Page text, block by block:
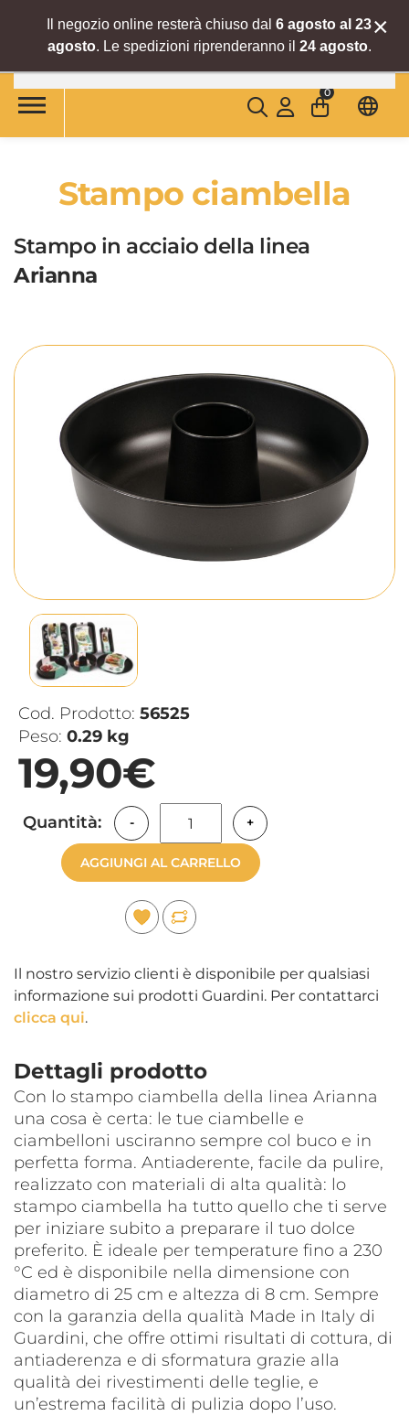
Skip to main content
0
Stampo ciambella
Stampo in acciaio della linea
Arianna
Cod. Prodotto: 56525
Peso: 0.29 kg
19,90€
Quantità: - +
AGGIUNGI AL CARRELLO
Il nostro servizio clienti è disponibile per qualsiasi
informazione sui prodotti Guardini. Per contattarci
clicca qui.
Dettagli prodotto
Con lo stampo ciambella della linea Arianna
una cosa è certa: le tue ciambelle e
ciambelloni usciranno sempre col buco e in
perfetta forma. Antiaderente, facile da pulire,
realizzato con materiali di alta qualità: lo
stampo ciambella ha tutto quello che ti serve
per iniziare subito a preparare il tuo dolce
preferito. È ideale per temperature fino a 230
°C ed è disponibile nella dimensione con
diametro di 25 cm e altezza di 8 cm. Sempre
con la garanzia della qualità Made in Italy di
Guardini, che offre ottimi risultati di cottura, di
antiaderenza e di sformatura grazie alla
qualità dei rivestimenti delle teglie, e
un’estrema facilità di pulizia dopo l’uso.
×
Il negozio online resterà chiuso dal 6 agosto al 23
agosto. Le spedizioni riprenderanno il 24 agosto.